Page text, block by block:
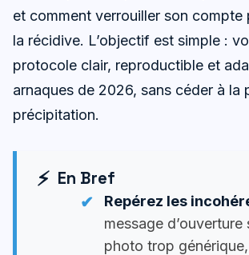
et comment verrouiller son compte
la récidive. L’objectif est simple :
protocole clair, reproductible et
arnaques de 2026, sans céder à la
précipitation.
En Bref
Repérez les
message
photo trop